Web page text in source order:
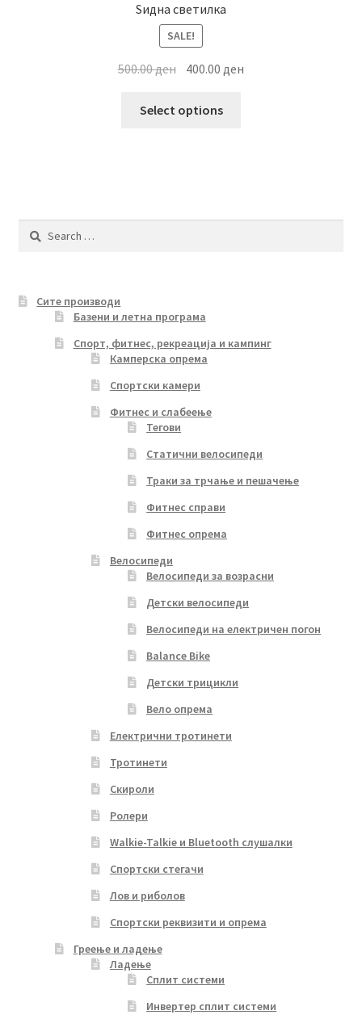
Ѕидна светилка
SALE!
500.00ден Original
was:
400.00ден
Select options
options
product
Search
Сите производи
Базени и летна програма
Спорт, фитнес, рекреација и кампинг
Камперска опрема
Спортски камери
Фитнес и слабеење
Тегови
Статични велосипеди
Траки за трчање и пешачење
Фитнес справи
Фитнес опрема
Велосипеди
Велосипеди за возрасни
Детски велосипеди
Велосипеди на електричен погон
Balance Bike
Детски трицикли
Вело опрема
Електрични тротинети
Тротинети
Скироли
Ролери
Walkie-Talkie и Bluetooth слушалки
Спортски стегачи
Лов и риболов
Спортски реквизити и опрема
Греење и ладење
Ладење
Сплит системи
Инвертер сплит системи